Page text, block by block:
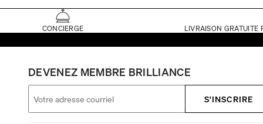
CONCIERGE LIVRAISON GRATUITE
DEVENEZ MEMBRE BRILLIANCE
S'INSCRIRE